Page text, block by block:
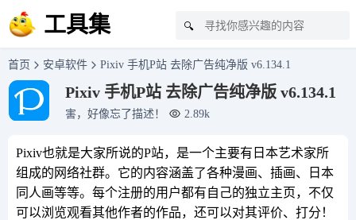
工具集 🔍
首页 安卓软件 Pixiv 手机P站 去除广告纯净版 v6.134.1
Pixiv 手机P站 去除广告纯净版 v6.134.1
害，好像忘了描述！ 2.89k
Pixiv也就是大家所说的P站，是一个主要有日本艺术家所
组成的网络社群。它的内容涵盖了各种漫画、插画、日本
同人画等等。每个注册的用户都有自己的独立主页，不仅
可以浏览观看其他作者的作品，还可以对其评价、打分！